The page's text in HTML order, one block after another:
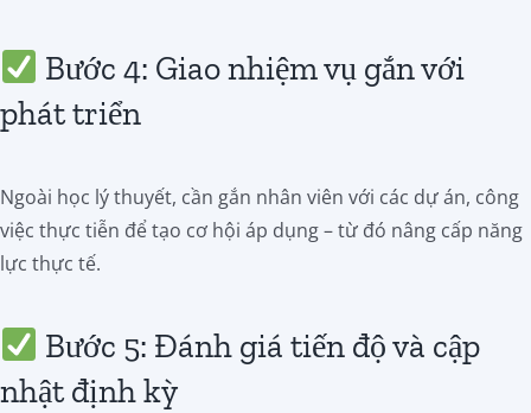
Bước 4: Giao nhiệm vụ gắn với
phát triển
Ngoài học lý thuyết, cần gắn nhân viên với các dự án, công
việc thực tiễn để tạo cơ hội áp dụng – từ đó nâng cấp năng
lực thực tế.
Bước 5: Đánh giá tiến độ và cập
nhật định kỳ